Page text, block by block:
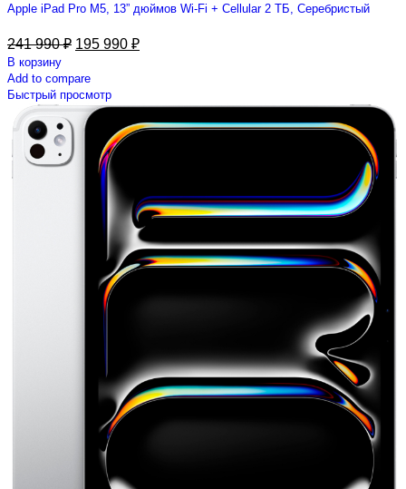
Apple iPad Pro M5, 13” дюймов Wi-Fi + Cellular 2 ТБ, Серебристый
241 990₽ 195 990 ₽
В корзину
Add to compare
Быстрый просмотр